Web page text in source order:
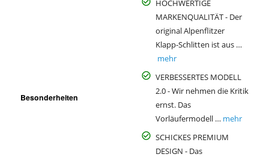
Besonderheiten
HOCHWERTIGE
MARKENQUALITÄT - Der
original Alpenflitzer
Klapp-Schlitten ist aus …
mehr
VERBESSERTES MODELL
2.0 - Wir nehmen die Kritik
ernst. Das
Vorläufermodell … mehr
SCHICKES PREMIUM
DESIGN - Das